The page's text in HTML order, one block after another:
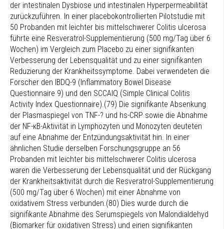
der intestinalen Dysbiose und intestinalen Hyperpermeabilität
zurückzuführen. In einer placebokontrollierten Pilotstudie mit
50 Probanden mit leichter bis mittelschwerer Colitis ulcerosa
führte eine Resveratrol-Supplementierung (500 mg/Tag über 6
Wochen) im Vergleich zum Placebo zu einer signifikanten
Verbesserung der Lebensqualität und zu einer signifikanten
Reduzierung der Krankheitssymptome. Dabei verwendeten die
Forscher den IBDQ-9 (Inflammatory Bowel Disease
Questionnaire 9) und den SCCAIQ (Simple Clinical Colitis
Activity Index Questionnaire).(79) Die signifikante Absenkung
der Plasmaspiegel von TNF-? und hs-CRP sowie die Abnahme
der NF-κB-Aktivität in Lymphozyten und Monozyten deuteten
auf eine Abnahme der Entzündungsaktivität hin. In einer
ähnlichen Studie derselben Forschungsgruppe an 56
Probanden mit leichter bis mittelschwerer Colitis ulcerosa
waren die Verbesserung der Lebensqualität und der Rückgang
der Krankheitsaktivität durch die Resveratrol-Supplementierung
(500 mg/Tag über 6 Wochen) mit einer Abnahme von
oxidativem Stress verbunden.(80) Dies wurde durch die
signifikante Abnahme des Serumspiegels von Malondialdehyd
(Biomarker für oxidativen Stress) und einen signifikanten